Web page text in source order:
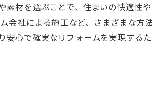
素材を選ぶことで、住まいの快適性
会社による施工など、さまざまな
安心で確実なリフォームを実現するた